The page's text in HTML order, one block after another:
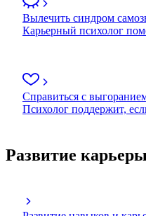
Вылечить синдром
Карьерный психолог
Справиться с
Психолог поддержит,
Развитие карьеры